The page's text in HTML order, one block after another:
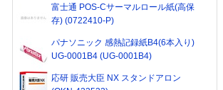
富士通 POS-Cサーマルロール紙(高保
存) (0722410-P)
パナソニック 感熱記録紙B4(6本入り)
UG-0001B4 (UG-0001B4)
応研 販売大臣 NX スタンドアロン